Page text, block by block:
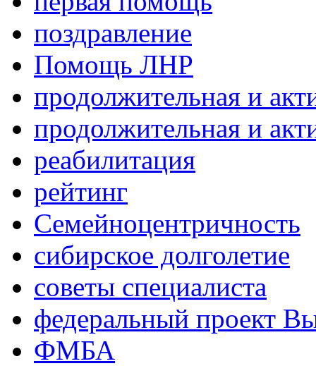
поздравление
Помощь ЛНР
продолжительная и
продолжительная и
реабилитация
рейтинг
Семейноцентричность
сибирское долголетие
советы специалиста
федеральный проект
ФМБА